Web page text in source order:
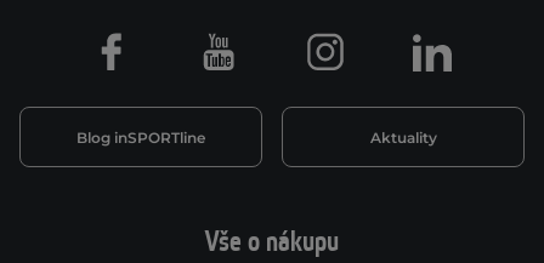
Vše o nákupu
Blog inSPORTline Aktuality
Facebook Youtube Instagram LinkedIn